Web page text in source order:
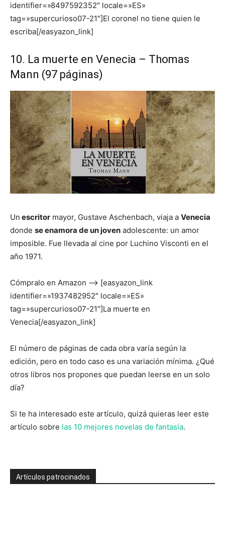
identifier=»8497592352″ locale=»ES»
tag=»supercurioso07-21″]El coronel no tiene quien le
escriba[/easyazon_link]
10. La muerte en Venecia – Thomas
Mann (97 páginas)
Un escritor mayor, Gustave Aschenbach, viaja a Venecia
donde se enamora de un joven adolescente: un amor
imposible. Fue llevada al cine por Luchino Visconti en el
año 1971.
Cómpralo en Amazon –> [easyazon_link
identifier=»1937482952″ locale=»ES»
tag=»supercurioso07-21″]La muerte en
Venecia[/easyazon_link]
El número de páginas de cada obra varía según la
edición, pero en todo caso es una variación mínima. ¿Qué
otros libros nos propones que puedan leerse en un solo
día?
Si te ha interesado este artículo, quizá quieras leer este
artículo sobre las 10 mejores novelas de fantasía.
Artículos patrocinados